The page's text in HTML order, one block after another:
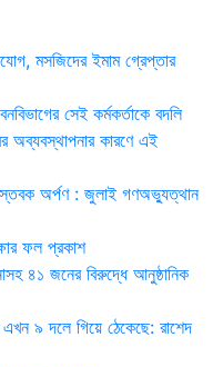
মসজিদের ইমাম গ্রেপ্তার
সেই কর্মকর্তাকে বদলি
অব্যবস্থাপনার কারণে এই
অর্পণ : জুলাই গণঅভ্যুত্থান
ফল প্রকাশ
৪১ জনের বিরুদ্ধে আনুষ্ঠানিক
৯ দলে গিয়ে ঠেকেছে: রাশেদ